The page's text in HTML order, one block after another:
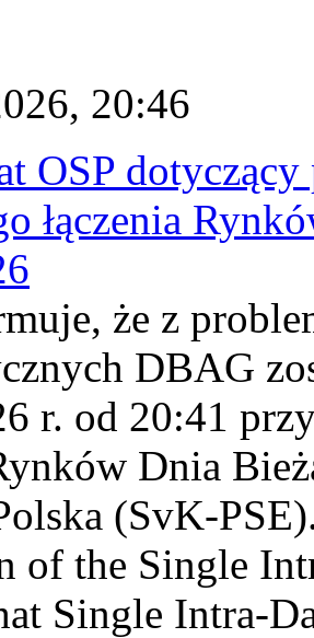
20:46
OSP
łączenia
że z
DBAG
r. od 20:41
Dnia
(SvK-
of the Single
Single Intra-